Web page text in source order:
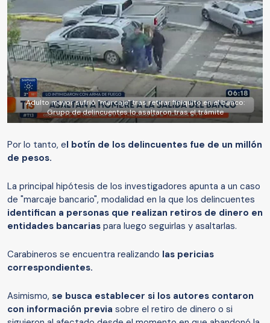
Adulto mayor sufrió "marcaje" tras retirar finiquito en el banco:
Grupo de delincuentes lo asaltaron tras el trámite
Por lo tanto, el botín de los delincuentes fue de un millón
de pesos.
La principal hipótesis de los investigadores apunta a un caso
de "marcaje bancario", modalidad en la que los delincuentes
identifican a personas que realizan retiros de dinero en
entidades bancarias para luego seguirlas y asaltarlas.
Carabineros se encuentra realizando las pericias
correspondientes.
Asimismo, se busca establecer si los autores contaron
con información previa sobre el retiro de dinero o si